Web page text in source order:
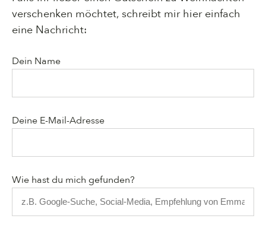
verschenken möchtet, schreibt mir hier einfach
eine Nachricht:
Dein Name
Deine E-Mail-Adresse
Bitte lasse dieses Feld leer.
Wie hast du mich gefunden?